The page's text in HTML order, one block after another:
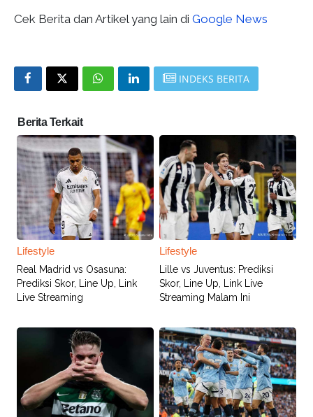
Cek Berita dan Artikel yang lain di Google News
INDEKS BERITA
Berita Terkait
Lifestyle
Real Madrid vs Osasuna:
Prediksi Skor, Line Up, Link
Live Streaming
Lifestyle
Lille vs Juventus: Prediksi
Skor, Line Up, Link Live
Streaming Malam Ini